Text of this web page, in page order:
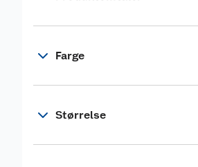
Farge
Størrelse